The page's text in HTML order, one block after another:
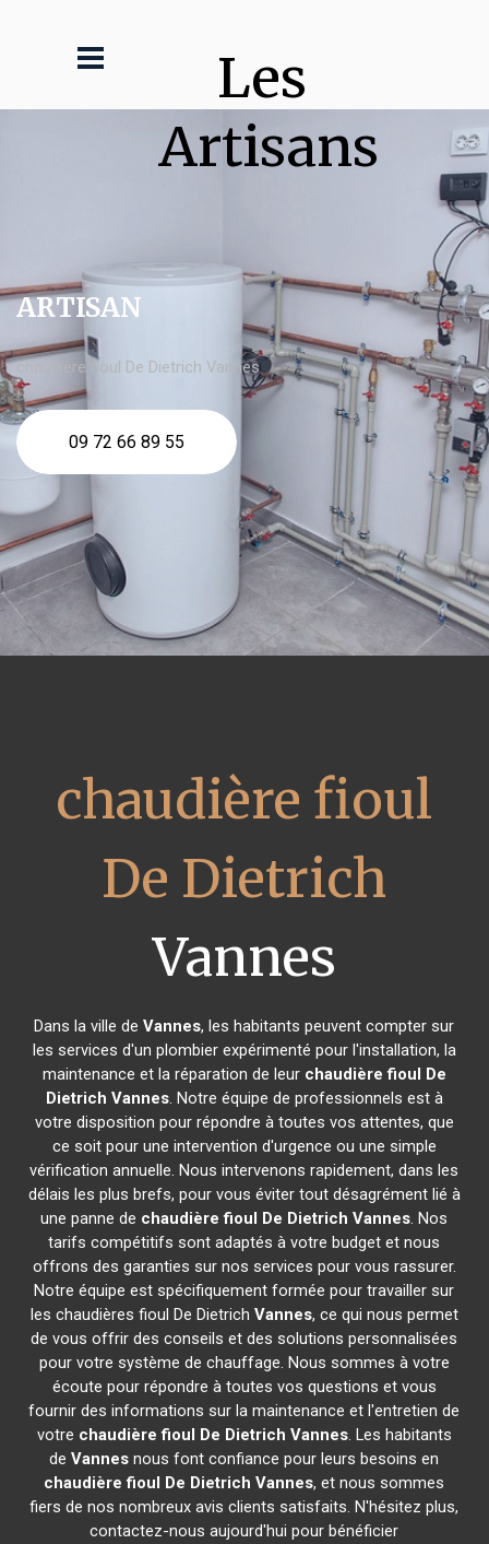
Les
Artisans
ARTISAN
chaudière fioul De Dietrich Vannes
09 72 66 89 55
chaudière fioul
De Dietrich
Vannes
Dans la ville deVannes, les habitants peuvent compter sur
les services d'un plombier expérimenté pour l'installation, la
maintenance et la réparation de leur chaudière fioul De
Dietrich Vannes. Notre équipe de professionnels est à
votre disposition pour répondre à toutes vos attentes, que
ce soit pour une intervention d'urgence ou une simple
vérification annuelle. Nous intervenons rapidement, dans les
délais les plus brefs, pour vous éviter tout désagrément lié à
une panne de chaudière fioul De Dietrich Vannes. Nos
tarifs compétitifs sont adaptés à votre budget et nous
offrons des garanties sur nos services pour vous rassurer.
Notre équipe est spécifiquement formée pour travailler sur
les chaudières fioul De Dietrich Vannes, ce qui nous permet
de vous offrir des conseils et des solutions personnalisées
pour votre système de chauffage. Nous sommes à votre
écoute pour répondre à toutes vos questions et vous
fournir des informations sur la maintenance et l'entretien de
votre chaudière fioul De Dietrich Vannes. Les habitants
deVannes nous font confiance pour leurs besoins en
chaudière fioul De Dietrich Vannes, et nous sommes
fiers de nos nombreux avis clients satisfaits. N'hésitez plus,
contactez-nous aujourd'hui pour bénéficier